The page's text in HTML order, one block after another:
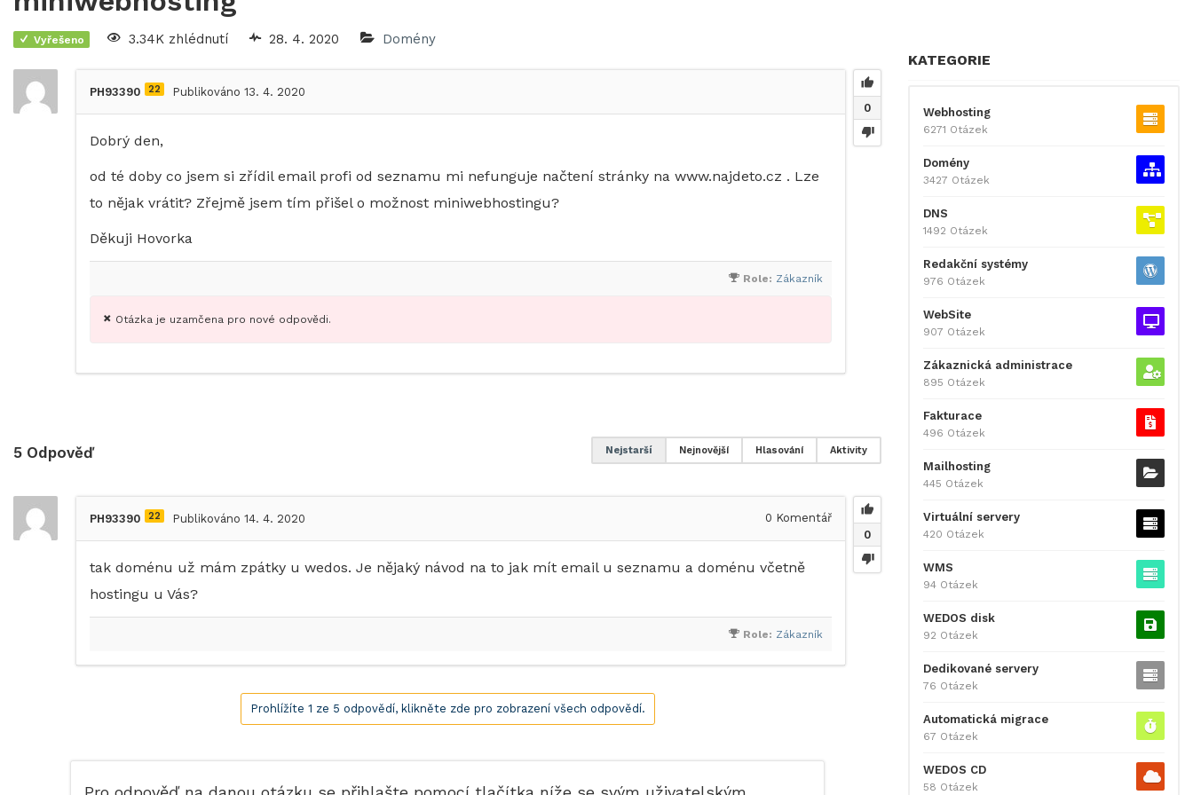
Vyřešeno 3.34K zhlédnutí 28. 4. 2020 Domény
0
PH93390 22 Publikováno 13. 4. 2020
Dobrý den,
od té doby co jsem si zřídil email profi od seznamu mi nefunguje načtení stránky na www.najdeto.cz . Lze
to nějak vrátit? Zřejmě jsem tím přišel o možnost miniwebhostingu?
Děkuji Hovorka
Role: Zákazník
Otázka je uzamčena pro nové odpovědi.
5 Odpověď Aktivity
Hlasování
Nejnovější
Nejstarší
0
PH93390 22 Publikováno 14. 4. 2020 0 Komentář
tak doménu už mám zpátky u wedos. Je nějaký návod na to jak mít email u seznamu a doménu včetně
hostingu u Vás?
Role: Zákazník
Prohlížíte 1 ze 5 odpovědí, klikněte zde pro zobrazení všech odpovědí.
KATEGORIE
Webhosting
6271 Otázek
Domény
3427 Otázek
DNS
1492 Otázek
Redakční systémy
976 Otázek
WebSite
907 Otázek
Zákaznická administrace
895 Otázek
Fakturace
496 Otázek
Mailhosting
445 Otázek
Virtuální servery
420 Otázek
WMS
94 Otázek
WEDOS disk
92 Otázek
Dedikované servery
76 Otázek
Automatická migrace
67 Otázek
WEDOS CD
58 Otázek